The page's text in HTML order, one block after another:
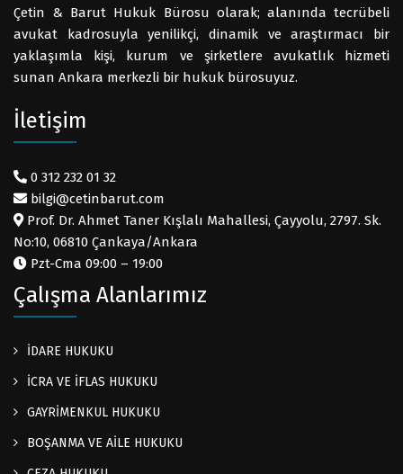
Çetin & Barut Hukuk Bürosu olarak; alanında tecrübeli
avukat kadrosuyla yenilikçi, dinamik ve araştırmacı bir
yaklaşımla kişi, kurum ve şirketlere avukatlık hizmeti
sunan Ankara merkezli bir hukuk bürosuyuz.
İletişim
0 312 232 01 32
bilgi@cetinbarut.com
Prof. Dr. Ahmet Taner Kışlalı Mahallesi, Çayyolu, 2797. Sk.
No:10, 06810 Çankaya/Ankara
Pzt-Cma 09:00 – 19:00
Çalışma Alanlarımız
İDARE HUKUKU
İCRA VE İFLAS HUKUKU
GAYRİMENKUL HUKUKU
BOŞANMA VE AİLE HUKUKU